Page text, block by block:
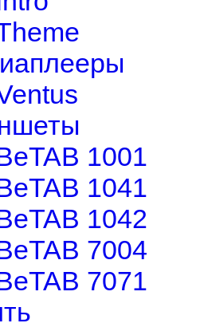
1001
1041
1042
7004
7071